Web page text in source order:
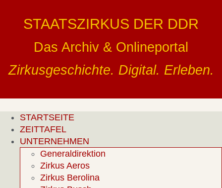
springenSTAATSZIRKUS DER DDR
Das Archiv & Onlineportal
Zirkusgeschichte. Digital. Erleben.
STARTSEITE
ZEITTAFEL
UNTERNEHMEN
Generaldirektion
Zirkus Aeros
Zirkus Berolina